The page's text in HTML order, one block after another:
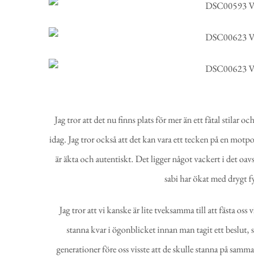
Jag tror att det nu finns plats för mer än ett fåtal stilar
idag. Jag tror också att det kan vara ett tecken på en
är äkta och autentiskt. Det ligger något vackert i det
sabi har ökat med drygt
Jag tror att vi kanske är lite tveksamma till att fästa
stanna kvar i ögonblicket innan man tagit ett
generationer före oss visste att de skulle stanna på